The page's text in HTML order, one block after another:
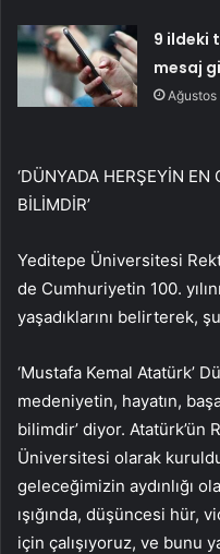
9 ildeki
mesaj
‘DÜNYADA HERŞEYİN EN
BİLİMDİR’
Yeditepe Üniversitesi
de Cumhuriyetin 100.
yaşadıklarını belirterek,
‘Mustafa Kemal Atatürk’
medeniyetin, hayatın,
bilimdir’ diyor. Atatürk’ün
Üniversitesi olarak
geleceğimizin aydınlığı
ışığında, düşüncesi hür,
için çalışıyoruz, ve bunu